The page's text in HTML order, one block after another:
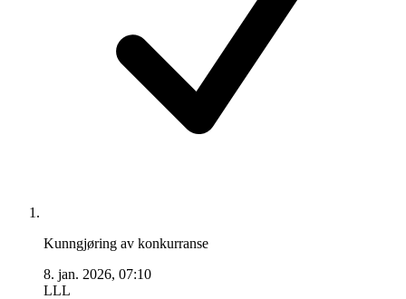
Kunngjøring av konkurranse
8. jan. 2026, 07:10
LLL